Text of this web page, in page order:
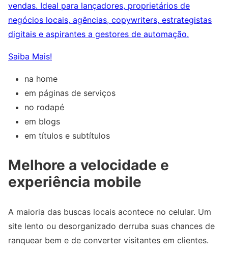
vendas. Ideal para lançadores, proprietários de
negócios locais, agências, copywriters, estrategistas
digitais e aspirantes a gestores de automação.
Saiba Mais!
na home
em páginas de serviços
no rodapé
em blogs
em títulos e subtítulos
Melhore a velocidade e
experiência mobile
A maioria das buscas locais acontece no celular. Um
site lento ou desorganizado derruba suas chances de
ranquear bem e de converter visitantes em clientes.